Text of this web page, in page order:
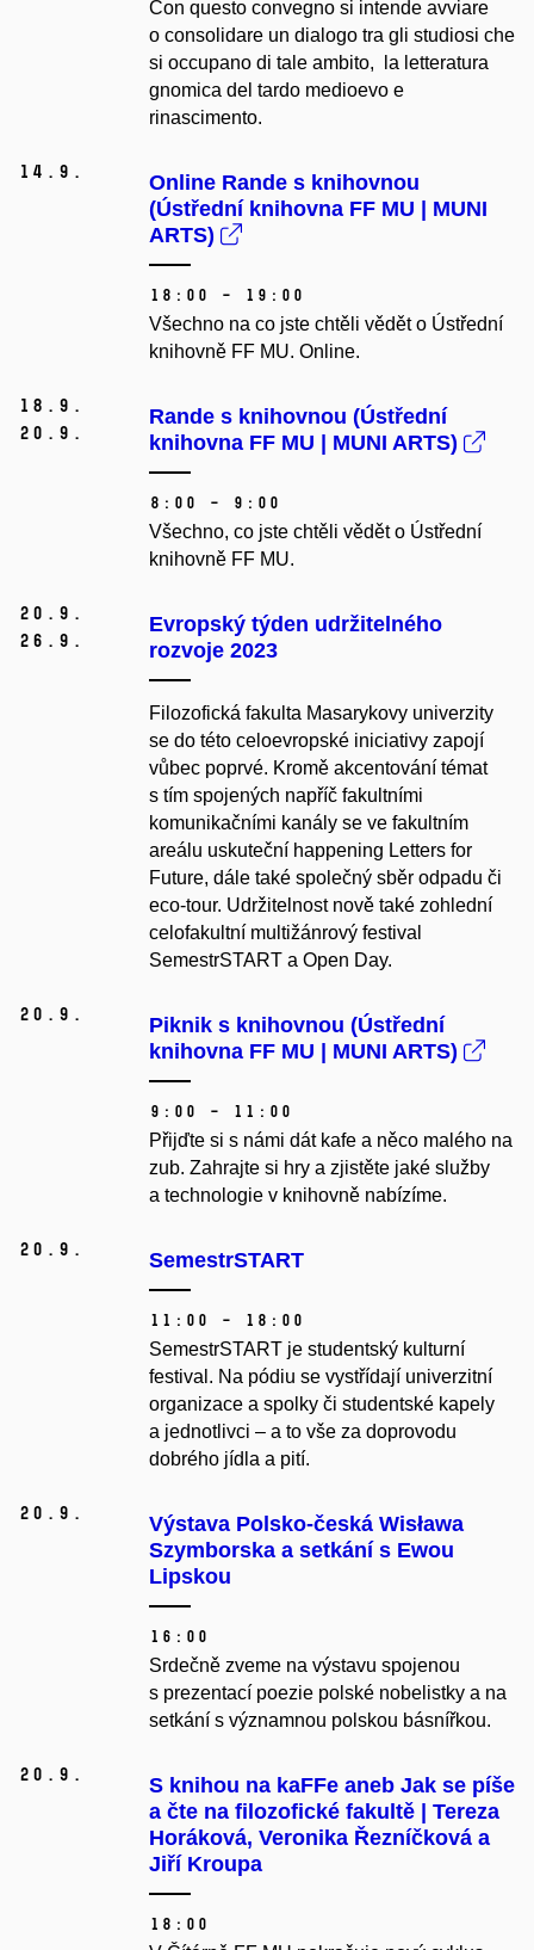
Con questo convegno si intende avviare
o consolidare un dialogo tra gli studiosi che
si occupano di tale ambito, la letteratura
gnomica del tardo medioevo e
rinascimento.
14. 9.
Online Rande s knihovnou
(Ústřední knihovna FF MU | MUNI
ARTS)
18:00 – 19:00
Všechno na co jste chtěli vědět o Ústřední
knihovně FF MU. Online.
18. 9.
20. 9.
Rande s knihovnou (Ústřední
knihovna FF MU | MUNI ARTS)
8:00 – 9:00
Všechno, co jste chtěli vědět o Ústřední
knihovně FF MU.
20. 9.
26. 9.
Evropský týden udržitelného
rozvoje 2023
Filozofická fakulta Masarykovy univerzity
se do této celoevropské iniciativy zapojí
vůbec poprvé. Kromě akcentování témat
s tím spojených napříč fakultními
komunikačními kanály se ve fakultním
areálu uskuteční happening Letters for
Future, dále také společný sběr odpadu či
eco-tour. Udržitelnost nově také zohlední
celofakultní multižánrový festival
SemestrSTART a Open Day.
20. 9.
Piknik s knihovnou (Ústřední
knihovna FF MU | MUNI ARTS)
9:00 – 11:00
Přijďte si s námi dát kafe a něco malého na
zub. Zahrajte si hry a zjistěte jaké služby
a technologie v knihovně nabízíme.
20. 9. SemestrSTART
11:00 – 18:00
SemestrSTART je studentský kulturní
festival. Na pódiu se vystřídají univerzitní
organizace a spolky či studentské kapely
a jednotlivci –⁠ a to vše za doprovodu
dobrého jídla a pití.
20. 9.
Výstava Polsko-česká Wisława
Szymborska a setkání s Ewou
Lipskou
16:00
Srdečně zveme na výstavu spojenou
s prezentací poezie polské nobelistky a na
setkání s významnou polskou básnířkou.
20. 9.
S knihou na kaFFe aneb Jak se píše
a čte na filozofické fakultě | Tereza
Horáková, Veronika Řezníčková a
Jiří Kroupa
18:00